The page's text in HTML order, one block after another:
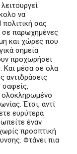
να
σας
σε παρωχημένες
και χώρες που
σημεία
προχωρήσει
Και μέσα σε ολα
αντιδράσεις
σαφείς,
ολοκληρωμένο
Έτσι, αντί
ευρύτερα
έναν
προοπτική
Φτάνει πια